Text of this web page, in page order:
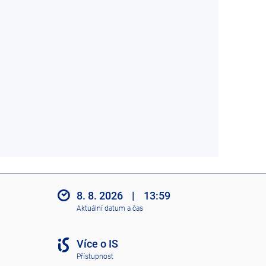
8. 8. 2026 | 13:59
Aktuální datum a čas
Více o IS
Přístupnost